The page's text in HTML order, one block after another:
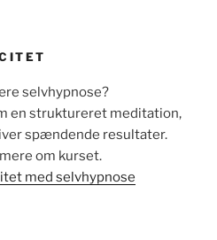
selvhypnose?
en struktureret meditation,
spændende resultater.
om kurset.
med selvhypnose